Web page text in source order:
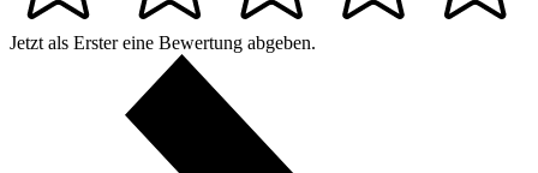
Jetzt als Erster eine Bewertung abgeben.